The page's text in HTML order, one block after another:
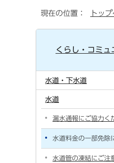
現在の位置： トッ
くらし・コミュ
水道・下水道
水道
漏水通報にご協力く
水道料金の一部免除
水道管の凍結にご注